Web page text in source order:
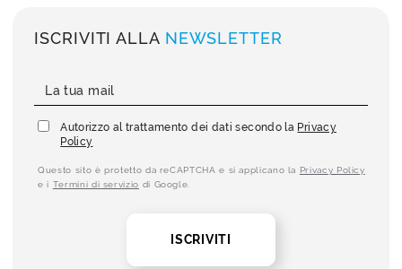
ISCRIVITI ALLA NEWSLETTER
Autorizzo al trattamento dei dati secondo la Privacy
Policy
Questo sito è protetto da reCAPTCHA e si applicano la Privacy Policy
e i Termini di servizio di Google.
ISCRIVITI